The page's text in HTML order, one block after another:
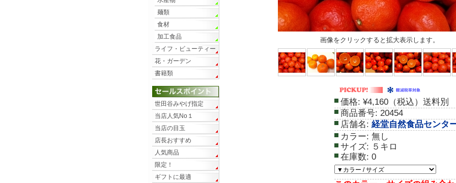
画像をクリックすると拡大表示します。
価格: ¥4,160（税込）送料別
商品番号: 20454
店舗名: 経堂自然食品センタ
カラー: 無し
サイズ: ５キロ
在庫数: 0
麺類
食材
加工食品
ライフ・ビューティー
花・ガーデン
書籍類
世田谷みやげ指定
当店人気No１
当店の目玉
店長おすすめ
人気商品
限定！
ギフトに最適